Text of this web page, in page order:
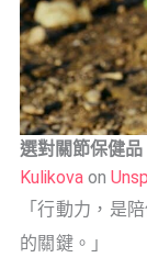
選對關節保健
Kulikova on
「行動力，是
的關鍵。」